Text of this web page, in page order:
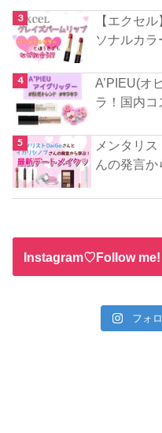
【エクセ
ソナルカラ
A’PIEU(オ
ラ！国内
メンタリ
んの発言
Instagram♡Follow me!
フォ